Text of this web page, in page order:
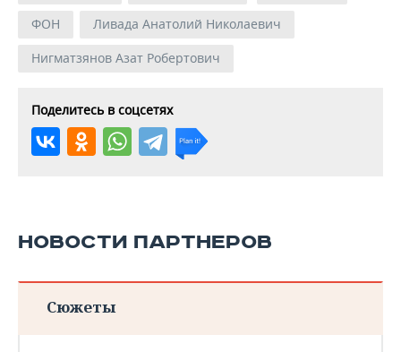
ФОН
Ливада Анатолий Николаевич
Нигматзянов Азат Робертович
Поделитесь в соцсетях
НОВОСТИ ПАРТНЕРОВ
Сюжеты